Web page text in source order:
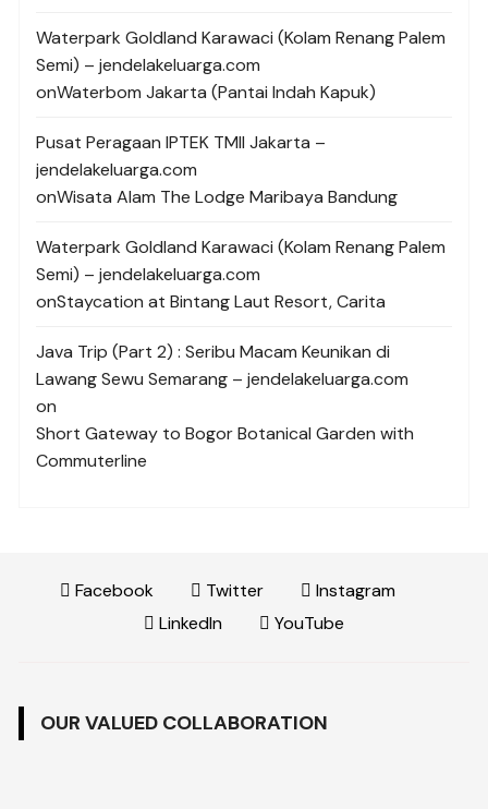
Waterpark Goldland Karawaci (Kolam Renang Palem
Semi) – jendelakeluarga.com
onWaterbom Jakarta (Pantai Indah Kapuk)
Pusat Peragaan IPTEK TMII Jakarta –
jendelakeluarga.com
onWisata Alam The Lodge Maribaya Bandung
Waterpark Goldland Karawaci (Kolam Renang Palem
Semi) – jendelakeluarga.com
onStaycation at Bintang Laut Resort, Carita
Java Trip (Part 2) : Seribu Macam Keunikan di
Lawang Sewu Semarang – jendelakeluarga.com
on
Short Gateway to Bogor Botanical Garden with
Commuterline
Facebook Twitter
Instagram
LinkedIn
YouTube
OUR VALUED COLLABORATION